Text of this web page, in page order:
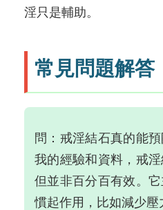
淫只是輔助。
常見問題解答
問：戒淫結石真的能
我的經驗和資料，戒淫
但並非百分百有效。
慣起作用，比如減少壓